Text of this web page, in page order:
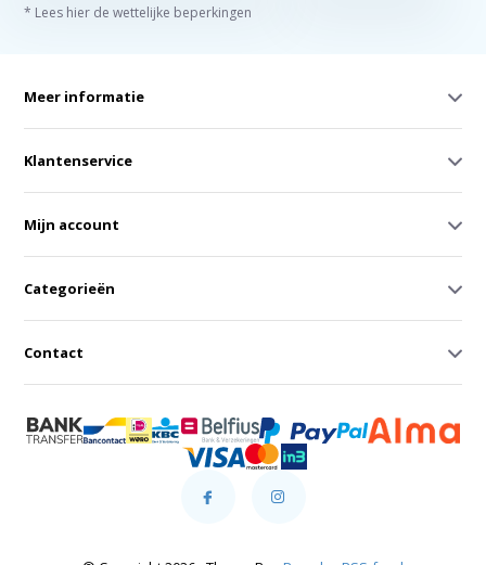
* Lees hier de wettelijke beperkingen
Meer informatie
Klantenservice
Mijn account
Categorieën
Contact